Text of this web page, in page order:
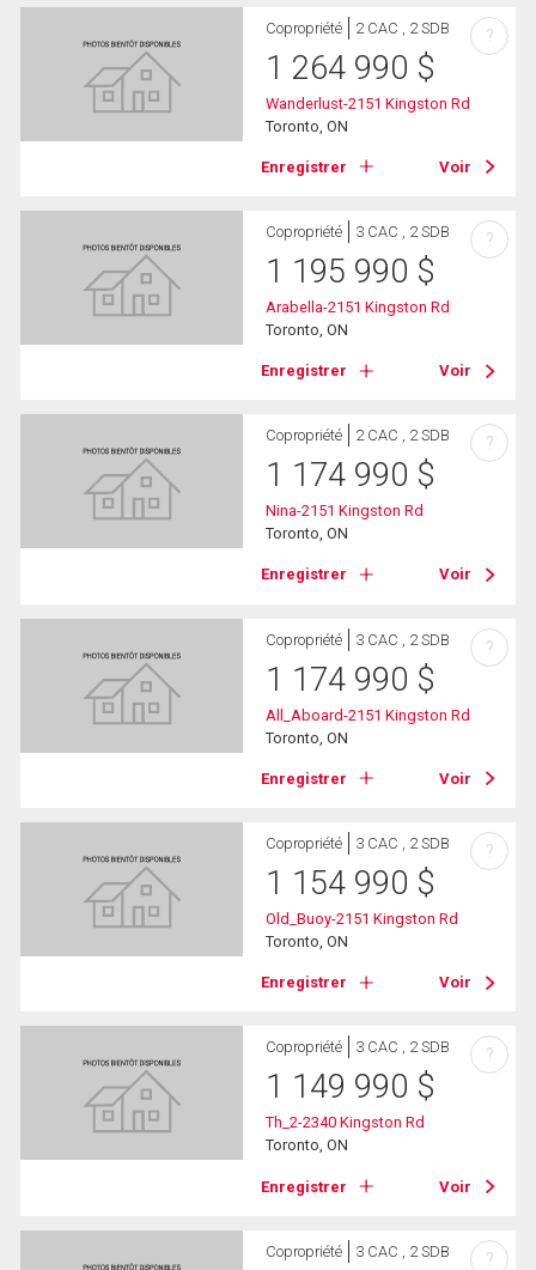
Copropriété 2 CAC , 2 SDB
1 264 990 $
Wanderlust-2151 Kingston Rd
Toronto, ON
Enregistrer Voir
?
Copropriété 3 CAC , 2 SDB
1 195 990 $
Arabella-2151 Kingston Rd
Toronto, ON
Enregistrer Voir
?
Copropriété 2 CAC , 2 SDB
1 174 990 $
Nina-2151 Kingston Rd
Toronto, ON
Enregistrer Voir
?
Copropriété 3 CAC , 2 SDB
1 174 990 $
All_Aboard-2151 Kingston Rd
Toronto, ON
Enregistrer Voir
?
Copropriété 3 CAC , 2 SDB
1 154 990 $
Old_Buoy-2151 Kingston Rd
Toronto, ON
Enregistrer Voir
?
Copropriété 3 CAC , 2 SDB
1 149 990 $
Th_2-2340 Kingston Rd
Toronto, ON
Enregistrer Voir
?
Copropriété 3 CAC , 2 SDB ?